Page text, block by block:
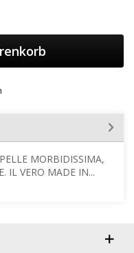
MORBIDISSIMA,
IL VERO MADE IN...